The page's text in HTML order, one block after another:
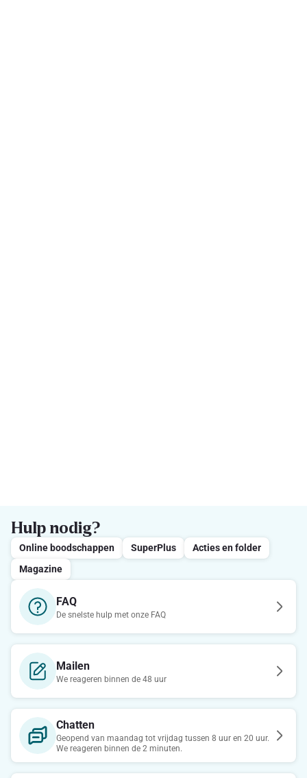
Hulp nodig?
Online boodschappen SuperPlus
Acties en folder
Magazine
FAQ
De snelste hulp met onze FAQ
Mailen
We reageren binnen de 48 uur
Chatten
Geopend van maandag tot vrijdag tussen 8 uur en 20 uur.
We reageren binnen de 2 minuten.